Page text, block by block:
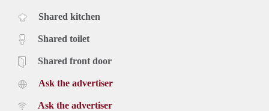
Shared kitchen
Shared toilet
Shared front door
Ask the advertiser
Ask the advertiser